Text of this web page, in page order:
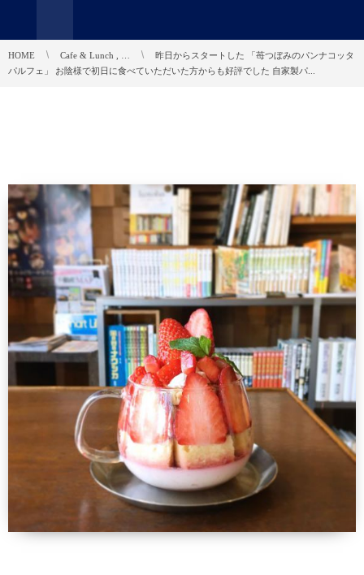
HOME Cafe & Lunch , …
昨日からスタートした 「苺つぼみのパンナコッタ
パルフェ」 お陰様で初日に食べていただいた方からも好評でした 自家製パ...